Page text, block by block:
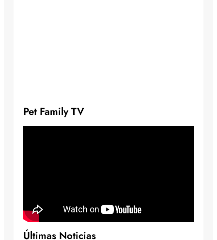
Pet Family TV
Últimas Noticias